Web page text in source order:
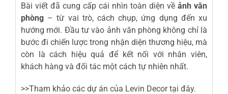
Bài viết đã cung cấp cái nhìn toàn diện về ảnh văn
phòng – từ vai trò, cách chụp, ứng dụng đến xu
hướng mới. Đầu tư vào ảnh văn phòng không chỉ là
bước đi chiến lược trong nhận diện thương hiệu, mà
còn là cách hiệu quả để kết nối với nhân viên,
khách hàng và đối tác một cách tự nhiên nhất.
>>Tham khảo các dự án của Levin Decortại đây.